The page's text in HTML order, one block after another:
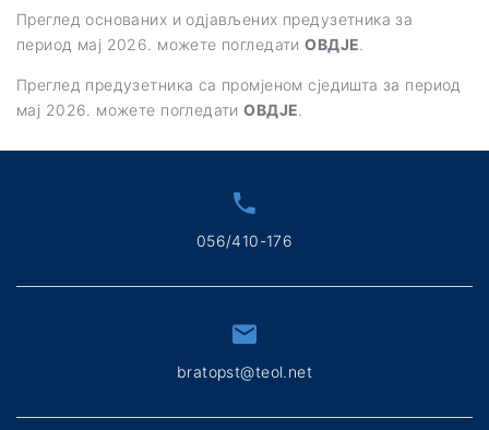
Преглед основаних и одјављених предузетника за
период мај 2026. можете погледатиОВДЈЕ
Преглед предузетника са промјеном сједишта за период
мај 2026. можете погледатиОВДЈЕ
056/410-176
bratopst@teol.net